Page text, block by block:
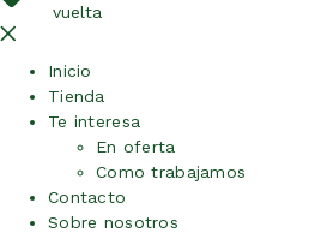
vuelta
Inicio
Tienda
Te interesa
En oferta
Como trabajamos
Contacto
Sobre nosotros